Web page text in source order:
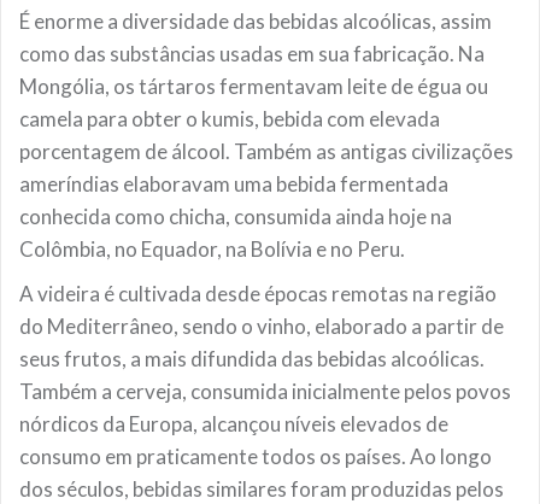
É enorme a diversidade das bebidas alcoólicas, assim
como das substâncias usadas em sua fabricação. Na
Mongólia, os tártaros fermentavam leite de égua ou
camela para obter o kumis, bebida com elevada
porcentagem de álcool. Também as antigas civilizações
ameríndias elaboravam uma bebida fermentada
conhecida como chicha, consumida ainda hoje na
Colômbia, no Equador, na Bolívia e no Peru.
A videira é cultivada desde épocas remotas na região
do Mediterrâneo, sendo o vinho, elaborado a partir de
seus frutos, a mais difundida das bebidas alcoólicas.
Também a cerveja, consumida inicialmente pelos povos
nórdicos da Europa, alcançou níveis elevados de
consumo em praticamente todos os países. Ao longo
dos séculos, bebidas similares foram produzidas pelos